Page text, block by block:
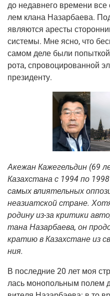
до недав­не­го вре­ме­ни
лем кла­на Назар­ба­е­ва.
явля­ют­ся аре­сты
систе­мы. Мне ясно, что
самом деле были
ро­та, спро­во­ци­ро­ван­ной
президенту.
Аке­жан Каже­гель­дин (69
Казах­ста­на с 1994 по
самых вли­я­тель­ных
не­ази­ат­ской стране.
роди­ну из-за кри­ти­ки
та­на Назар­ба­е­ва, он
кра­тию в Казах­стане из
ния.
В послед­ние 20 лет моя
лась моно­поль­ным полем